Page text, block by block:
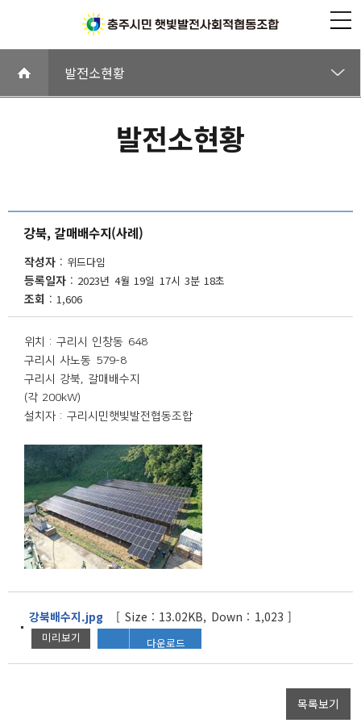
발전소현황
태양광팩트체크
발전소현황
강북, 갈매배수지(사례)
작성자 위드다임
등록일자 2023년 4월 19일 17시 3분 18초
조회 1,606
위치 : 구리시 인창동 648
구리시 사노동 579-8
구리시 강북, 갈매배수지
(각 200kW)
설치자 : 구리시민햇빛발전협동조합
강북배수지.jpg [ Size : 13.02KB, Down : 1,023 ]
미리보기 다운로드
목록보기